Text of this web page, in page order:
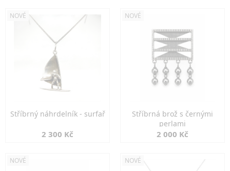
NOVÉ
Stříbrný náhrdelník - surfař
2 300 Kč
NOVÉ
Stříbrná brož s černými
perlami
2 000 Kč
NOVÉ NOVÉ